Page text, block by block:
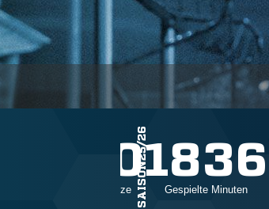
SAISON25/26
30
Einsätze
1836
Gespielte Minuten